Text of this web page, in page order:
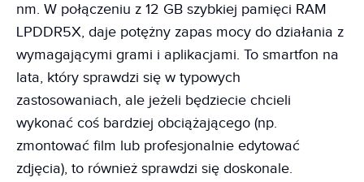
nm. W połączeniu z 12 GB szybkiej pamięci RAM
LPDDR5X, daje potężny zapas mocy do działania z
wymagającymi grami i aplikacjami. To smartfon na
lata, który sprawdzi się w typowych
zastosowaniach, ale jeżeli będziecie chcieli
wykonać coś bardziej obciążającego (np.
zmontować film lub profesjonalnie edytować
zdjęcia), to również sprawdzi się doskonale.